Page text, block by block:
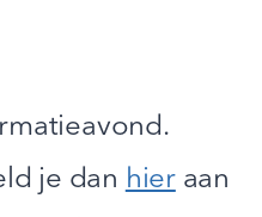
je dan hieraan